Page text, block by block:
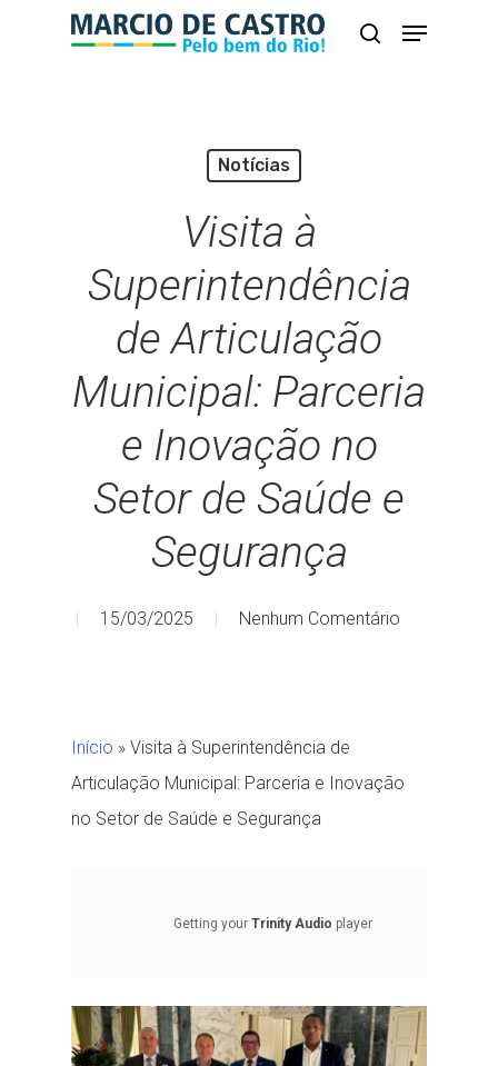
busca
Menu
Notícias
Visita à
Superintendência
de Articulação
Municipal: Parceria
e Inovação no
Setor de Saúde e
Segurança
15/03/2025 Nenhum Comentário
Início » Visita à Superintendência de
Articulação Municipal: Parceria e Inovação
no Setor de Saúde e Segurança
Getting your Trinity Audio player
ready...